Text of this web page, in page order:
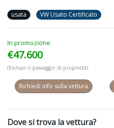
usata VW Usato Certificato
In promozione
€47.600
(Escluso il passaggio di proprietà)
Richiedi info sulla vettura
Dove si trova la vettura?